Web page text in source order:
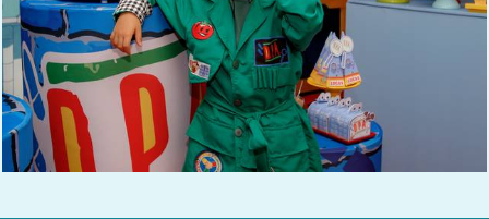
631 0